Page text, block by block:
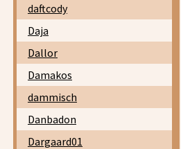
daftcody
Daja
Dallor
Damakos
dammisch
Danbadon
Dargaard01